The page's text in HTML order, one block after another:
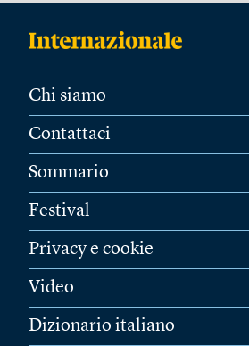
Chi siamo
Contattaci
Sommario
Festival
Privacy e cookie
Video
Dizionario italiano